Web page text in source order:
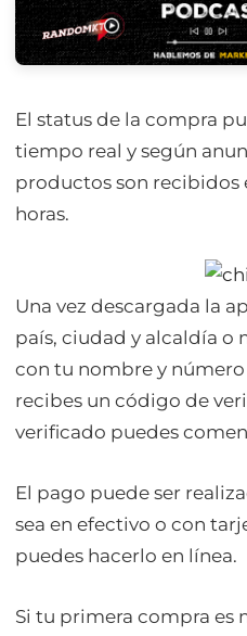
El status de la compra
tiempo real y según
productos son recibidos
horas.
Una vez descargada la
país, ciudad y alcaldía o
con tu nombre y
recibes un código de
verificado puedes
El pago puede ser
sea en efectivo o con
puedes hacerlo en línea.
Si tu primera compra es